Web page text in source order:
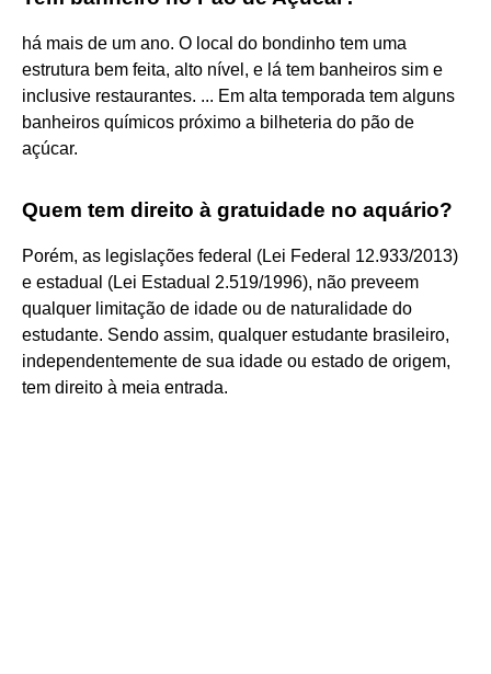
há mais de um ano. O local do bondinho tem uma
estrutura bem feita, alto nível, e lá tem banheiros sim e
inclusive restaurantes. ... Em alta temporada tem alguns
banheiros químicos próximo a bilheteria do pão de
açúcar.
Quem tem direito à gratuidade no aquário?
Porém, as legislações federal (Lei Federal 12.933/2013)
e estadual (Lei Estadual 2.519/1996), não preveem
qualquer limitação de idade ou de naturalidade do
estudante. Sendo assim, qualquer estudante brasileiro,
independentemente de sua idade ou estado de origem,
tem direito à meia entrada.